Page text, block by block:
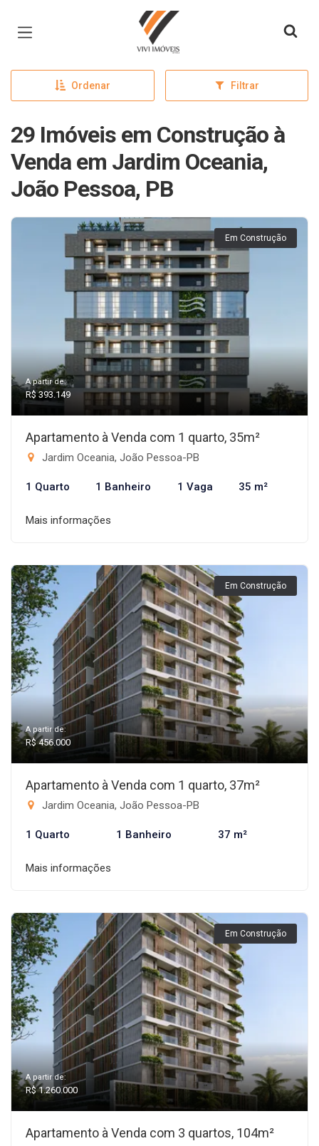
Página inicial
Ordenar Filtrar
29 Imóveis em Construção à
Venda em Jardim Oceania,
João Pessoa, PB
Em Construção
A partir de:
R$ 393.149
Apartamento à Venda com 1 quarto, 35m²
Jardim Oceania, João Pessoa-PB
1 Quarto 1 Banheiro 1 Vaga 35 m²
Mais informações
Em Construção
A partir de:
R$ 456.000
Apartamento à Venda com 1 quarto, 37m²
Jardim Oceania, João Pessoa-PB
1 Quarto 1 Banheiro 37 m²
Mais informações
Em Construção
A partir de:
R$ 1.260.000
Apartamento à Venda com 3 quartos, 104m²